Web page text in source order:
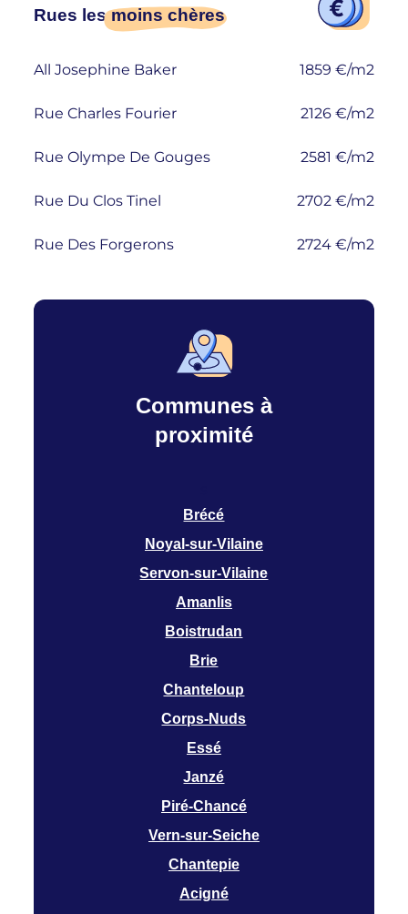
Rues lesmoins chères
All Josephine Baker 1859 €/m2
Rue Charles Fourier 2126 €/m2
Rue Olympe De Gouges 2581 €/m2
Rue Du Clos Tinel 2702 €/m2
Rue Des Forgerons 2724 €/m2
Communes à
proximité
Brécé
Noyal-sur-Vilaine
Servon-sur-Vilaine
Amanlis
Boistrudan
Brie
Chanteloup
Corps-Nuds
Essé
Janzé
Piré-Chancé
Vern-sur-Seiche
Chantepie
Acigné